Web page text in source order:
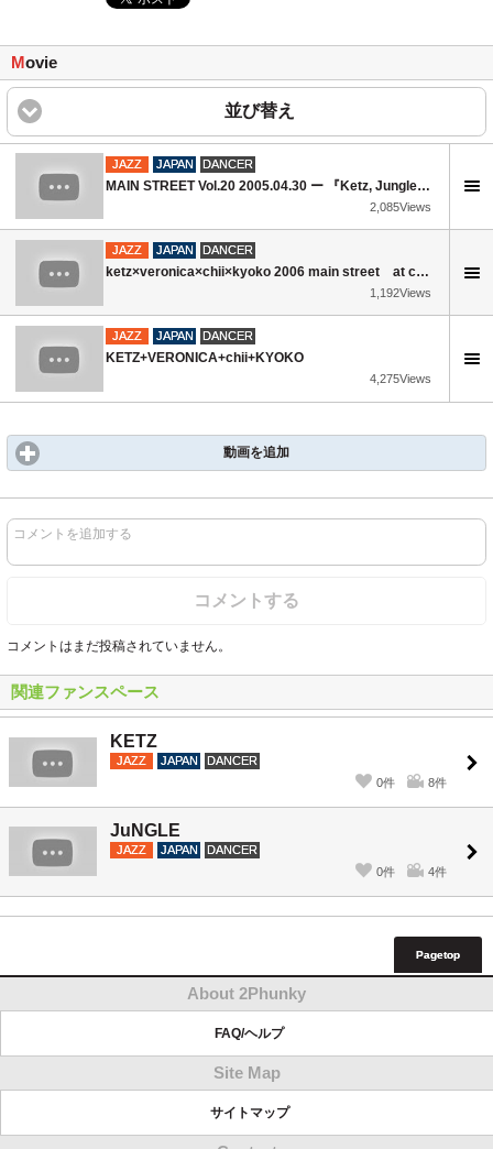
Movie
並び替え
JAZZ JAPAN DANCER
MAIN STREET Vol.20 2005.04.30 ー 『Ketz, Jungle, Chii, Veronica』
2,085Views
JAZZ JAPAN DANCER
ketz×veronica×chii×kyoko 2006 main street at club chitta
1,192Views
JAZZ JAPAN DANCER
KETZ+VERONICA+chii+KYOKO
4,275Views
動画を追加
コメントを追加する
コメントする
コメントはまだ投稿されていません。
関連ファンスペース
KETZ
JAZZ JAPAN
DANCER
0件
8件
JuNGLE
JAZZ JAPAN
DANCER
0件
4件
Pagetop
About 2Phunky
FAQ/ヘルプ
Site Map
サイトマップ